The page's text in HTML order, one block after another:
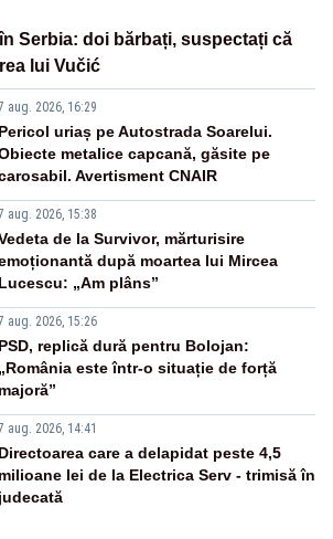
Serbia: doi bărbați, suspectați că
lui Vučić
aug. 2026, 16:29
Pericol uriaș pe Autostrada Soarelui.
metalice capcană, găsite pe
Avertisment CNAIR
aug. 2026, 15:38
de la Survivor, mărturisire
după moartea lui Mircea
Lucescu: „Am plâns”
aug. 2026, 15:26
PSD, replică dură pentru Bolojan:
„România este într-o situație de forță
majoră”
aug. 2026, 14:41
Directoarea care a delapidat peste 4,5
milioane lei de la Electrica Serv - trimisă în
judecată